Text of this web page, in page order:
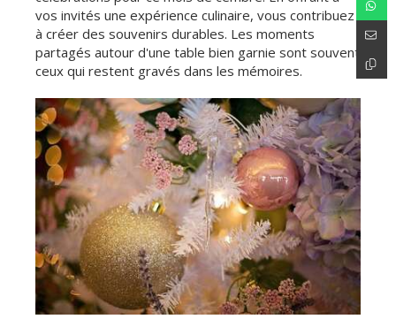
vos invités une expérience culinaire, vous contribuez
à créer des souvenirs durables. Les moments
partagés autour d'une table bien garnie sont souvent
ceux qui restent gravés dans les mémoires.